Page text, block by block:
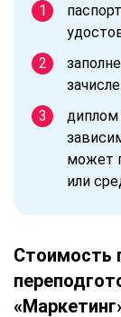
диплом
может
или
Стоимость